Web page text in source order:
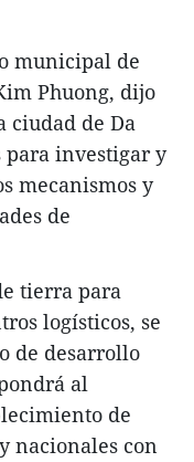
municipal de
Phuong, dijo
ciudad de Da
para investigar y
mecanismos y
de
tierra para
logísticos, se
de desarrollo
al
de
nacionales con